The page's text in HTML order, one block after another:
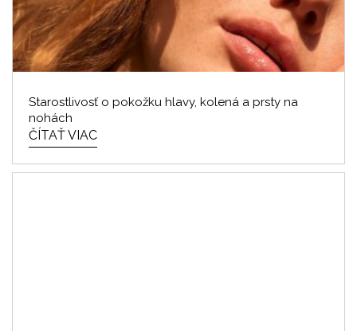
Starostlivosť o pokožku hlavy, kolená a prsty na
nohách
ČÍTAŤ VIAC